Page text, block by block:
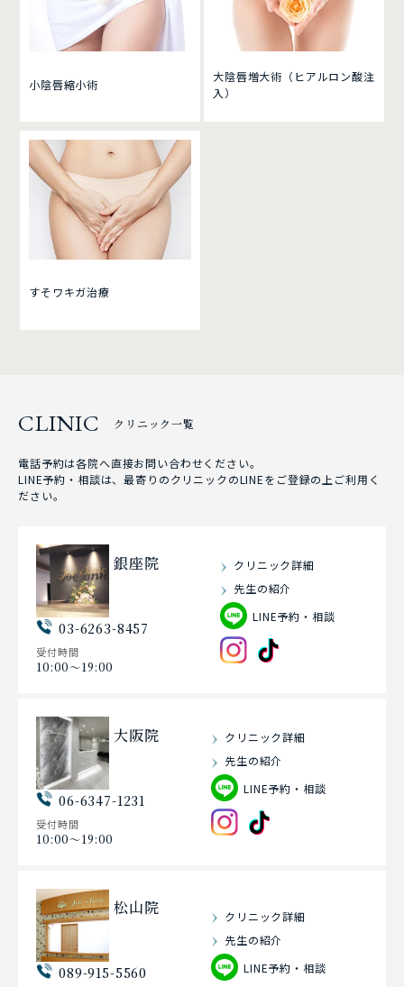
小陰唇縮小術
大陰唇増大術（ヒアルロン酸注
入）
すそワキガ治療
CLINIC クリニック一覧
電話予約は各院へ直接お問い合わせください。
LINE予約・相談は、最寄りのクリニックのLINEをご登録の上ご利用く
ださい。
銀座院
03-6263-8457
受付時間
10:00〜19:00
クリニック詳細
先生の紹介
LINE予約・相談
大阪院
06-6347-1231
受付時間
10:00〜19:00
クリニック詳細
先生の紹介
LINE予約・相談
松山院
089-915-5560
クリニック詳細
先生の紹介
LINE予約・相談